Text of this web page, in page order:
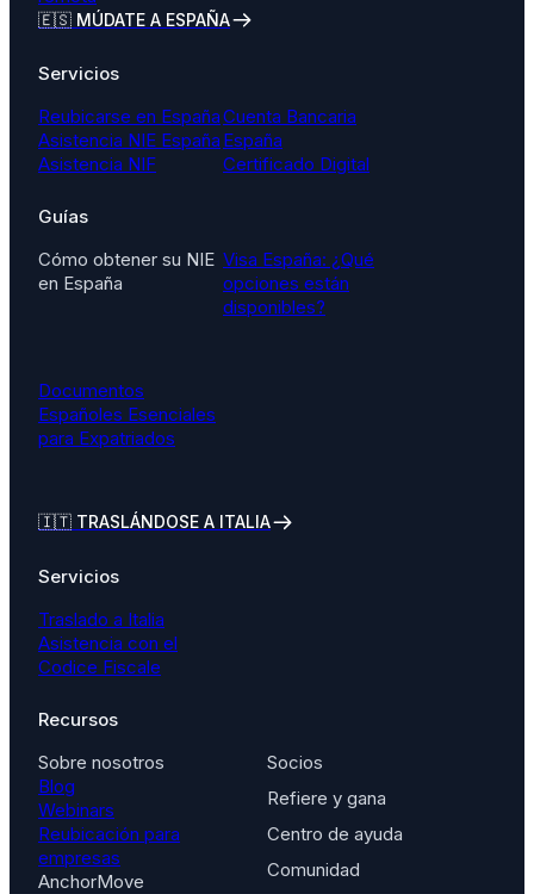
🇪🇸 MÚDATE A ESPAÑA
Servicios
Reubicarse en España
Asistencia NIE España
Asistencia NIF
Cuenta Bancaria
España
Certificado Digital
Guías
Cómo obtener su NIE
en España
Visa España: ¿Qué
opciones están
disponibles?
Documentos
Españoles Esenciales
para Expatriados
🇮🇹 TRASLÁNDOSE A ITALIA
Servicios
Traslado a Italia
Asistencia con el
Codice Fiscale
Recursos
Sobre nosotros
Blog
Webinars
Reubicación para
empresas
AnchorMove
Socios
Refiere y gana
Centro de ayuda
Comunidad